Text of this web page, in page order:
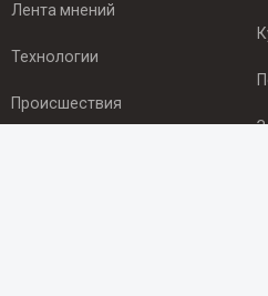
Лента мнений
Технологии
Происшествия